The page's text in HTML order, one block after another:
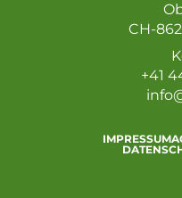
CH-
+41
IMPRESSUM